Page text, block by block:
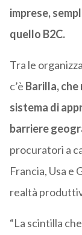
imprese,
quello B2C.
Tra le
c’è Barilla, che
sistema di
barriere
procuratori a
Francia, Usa e
realtà
“La scintilla